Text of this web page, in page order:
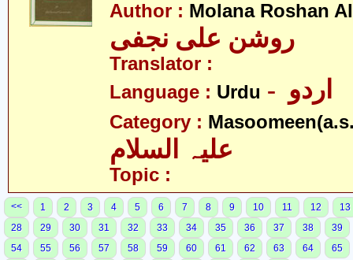
Author : Molana Roshan
روشن علی نجفی
Translator :
Language : Urdu
Category :
Topic :
<< 1 2 3 4 5 6 7 8 9 10 11 12
13
28
29 30 31 32 33 34 35 36 37 38
39
54
55 56 57 58 59 60 61 62 63 64
65